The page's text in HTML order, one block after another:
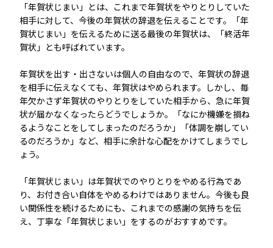
年賀状印刷サービスを利用する
郵便局やコンビニなどでデザイン入り年賀はが
きを購入する
まとめ
関連コンテンツ
「年賀状じまい」とは、これまで年賀状をやりとりしていた
相手に対して、今後の年賀状の辞退を伝えることです。「年
賀状じまい」を伝えるために送る最後の年賀状は、「終活年
賀状」とも呼ばれています。
年賀状を出す・出さないは個人の自由なので、年賀状の辞退
を相手に伝えなくても、年賀状はやめられます。しかし、毎
年欠かさず年賀状のやりとりをしていた相手から、急に年賀
状が届かなくなったらどうでしょうか。「なにか機嫌を損ね
るようなことをしてしまったのだろうか」「体調を崩してい
るのだろうか」など、相手に余計な心配をかけてしまうでし
ょう。
「年賀状じまい」は年賀状でのやりとりをやめる行為であ
り、お付き合い自体をやめるわけではありません。今後も良
い関係性を続けるためにも、これまでの感謝の気持ちを伝
え、丁寧な「年賀状じまい」をするのがおすすめです。